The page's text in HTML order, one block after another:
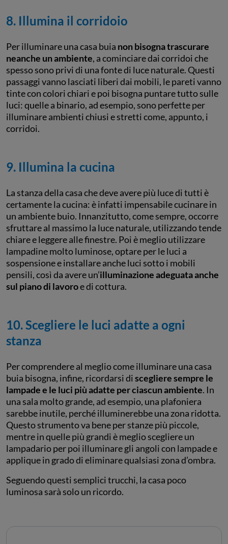
8. Illumina il corridoio
Per illuminare una casa buia non bisogna trascurare
neanche un ambiente, a cominciare dai corridoi che
spesso sono privi di una fonte di luce naturale. Questi
passaggi vanno lasciati liberi dai mobili, le pareti vanno
tinte con colori chiari e poi bisogna puntare tutto sulle
luci: quelle a binario, ad esempio, sono perfette per
illuminare ambienti chiusi e stretti come, appunto, i
corridoi.
9. Illumina la cucina
La stanza della casa che deve avere più luce di tutti è
certamente la cucina: è infatti impensabile cucinare in
un ambiente buio. Innanzitutto, come sempre, occorre
sfruttare al massimo la luce naturale, utilizzando tende
chiare e leggere alle finestre. Poi è meglio utilizzare
lampadine molto luminose, optare per le luci a
sospensione e installare anche luci sotto i mobili
pensili, così da avere un’illuminazione adeguata anche
sul piano di lavoroe di cottura.
10. Scegliere le luci adatte a ogni
stanza
Per comprendere al meglio come illuminare una casa
buia bisogna, infine, ricordarsi discegliere sempre le
lampade e le luci più adatte per ciascun ambiente. In
una sala molto grande, ad esempio, una plafoniera
sarebbe inutile, perché illuminerebbe una zona ridotta.
Questo strumento va bene per stanze più piccole,
mentre in quelle più grandi è meglio scegliere un
lampadario per poi illuminare gli angoli con lampade e
applique in grado di eliminare qualsiasi zona d’ombra.
Seguendo questi semplici trucchi, la casa poco
luminosa sarà solo un ricordo.